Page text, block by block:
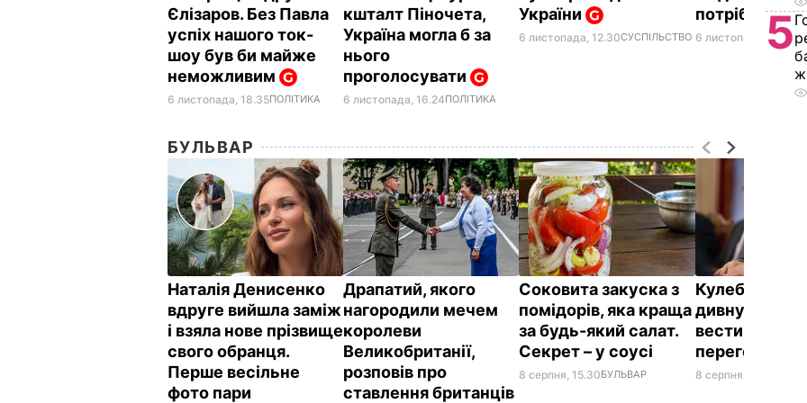
Єлізаров. Без Павла
успіх нашого ток-
шоу був би майже
неможливим
6 листопада, 18.35ПОЛІТИКА
кшталт Піночета,
Україна могла б за
нього
проголосувати
6 листопада, 16.24ПОЛІТИКА
України
6 листопада, 12.30СУСПІЛЬСТВО
потрібен
6 листопада, 11.55
БУЛЬВАР
Наталія Денисенко
вдруге вийшла заміж
і взяла нове прізвище
свого обранця.
Перше весільне
фото пари
Драпатий, якого
нагородили мечем
королеви
Великобританії,
розповів про
ставлення британців
Соковита закуска з
помідорів, яка краща
за будь-який салат.
Секрет – у соусі
8 серпня, 15.30БУЛЬВАР
Кулеба
дивну манеру
вести
переговори
8 серпня, 10.25
5